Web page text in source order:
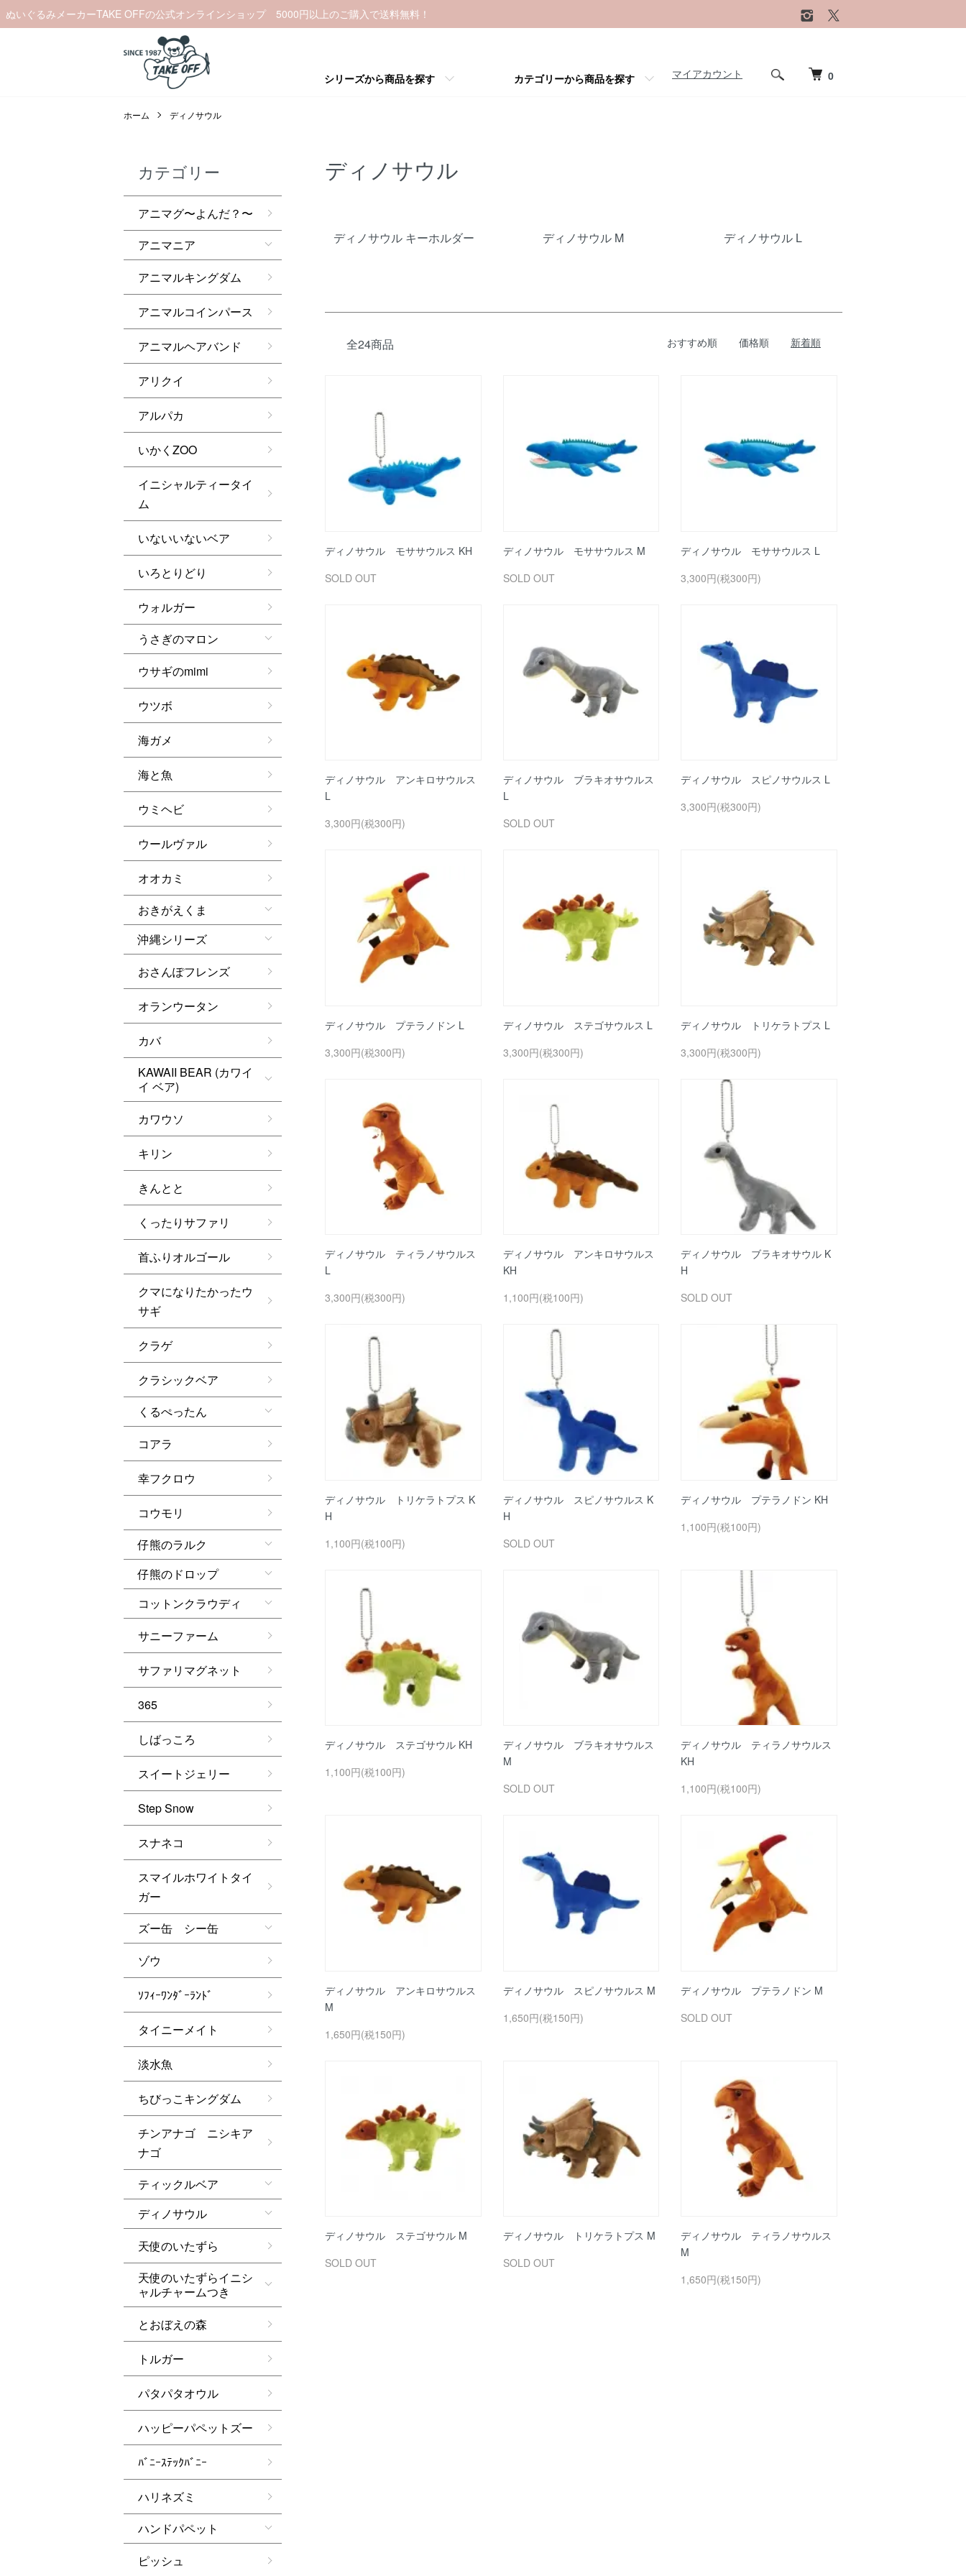
ぬいぐるみメーカーTAKE OFFの公式オンラインショップ 5000円以上のご購入で送料無料！
マイアカウント 0
シリーズから商品を探す カテゴリーから商品を探す
ホーム ディノサウル
ディノサウル
ディノサウル キーホルダー
ディノサウル M ディノサウル L
全24商品 おすすめ順 価格順 新着順
ディノサウル モササウルス KH
SOLD OUT
ディノサウル モササウルス M
SOLD OUT
ディノサウル モササウルス L
3,300円(税300円)
ディノサウル アンキロサウルス
L
3,300円(税300円)
ディノサウル ブラキオサウルス
L
SOLD OUT
ディノサウル スピノサウルス L
3,300円(税300円)
ディノサウル プテラノドン L
3,300円(税300円)
ディノサウル ステゴサウルス L
3,300円(税300円)
ディノサウル トリケラトプス L
3,300円(税300円)
ディノサウル ティラノサウルス
L
3,300円(税300円)
ディノサウル アンキロサウルス
KH
1,100円(税100円)
ディノサウル ブラキオサウル K
H
SOLD OUT
ディノサウル トリケラトプス K
H
1,100円(税100円)
ディノサウル スピノサウルス K
H
SOLD OUT
ディノサウル プテラノドン KH
1,100円(税100円)
ディノサウル ステゴサウル KH
1,100円(税100円)
ディノサウル ブラキオサウルス
M
SOLD OUT
ディノサウル ティラノサウルス
KH
1,100円(税100円)
ディノサウル アンキロサウルス
M
1,650円(税150円)
ディノサウル スピノサウルス M
1,650円(税150円)
ディノサウル プテラノドン M
SOLD OUT
ディノサウル ステゴサウル M
SOLD OUT
ディノサウル トリケラトプス M
SOLD OUT
ディノサウル ティラノサウルス
M
1,650円(税150円)
カテゴリー
アニマグ〜よんだ？〜
アニマニア
アニマルキングダム
アニマルコインパース
アニマルヘアバンド
アリクイ
アルパカ
いかくZOO
イニシャルティータイ
ム
いないいないベア
いろとりどり
ウォルガー
うさぎのマロン
ウサギのmimi
ウツボ
海ガメ
海と魚
ウミヘビ
ウールヴァル
オオカミ
おきがえくま
沖縄シリーズ
おさんぽフレンズ
オランウータン
カバ
KAWAII BEAR (カワイ
イ ベア)
カワウソ
キリン
きんとと
くったりサファリ
首ふりオルゴール
クマになりたかったウ
サギ
クラゲ
クラシックベア
くるぺったん
コアラ
幸フクロウ
コウモリ
仔熊のラルク
仔熊のドロップ
コットンクラウディ
サニーファーム
サファリマグネット
365
しばっころ
スイートジェリー
Step Snow
スナネコ
スマイルホワイトタイ
ガー
ズー缶 シー缶
ゾウ
ｿﾌｨｰﾜﾝﾀﾞｰﾗﾝﾄﾞ
タイニーメイト
淡水魚
ちびっこキングダム
チンアナゴ ニシキア
ナゴ
ティックルベア
ディノサウル
天使のいたずら
天使のいたずらイニシ
ャルチャームつき
とおぼえの森
トルガー
パタパタオウル
ハッピーパペットズー
ﾊﾞﾆｰｽﾃｯｸﾊﾞﾆｰ
ハリネズミ
ハンドパペット
ピッシュ